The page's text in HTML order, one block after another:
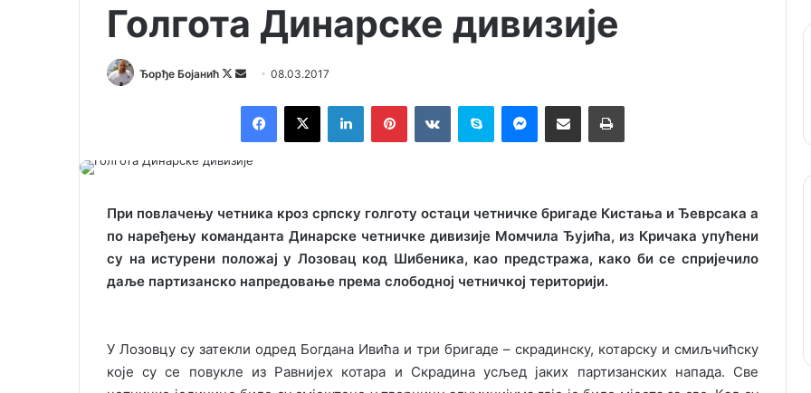
Голгота Динарске дивизије
Ђорђе Бојанић
F
o
d
a
a
08.03.2017
При повлачењу четника кроз српску голготу остаци четничке бригаде Кистања и Ђеврсака а
по наређењу команданта Динарске четничке дивизије Момчила Ђујића, из Кричака упућени
су на истурени положај у Лозовац код Шибеника, као предстража, како би се спријечило
даље партизанско напредовање према слободној четничкој територији.
У Лозовцу су затекли одред Богдана Ивића и три бригаде – скрадинску, котарску и смиљчићску
које су се повукле из Равнијех котара и Скрадина усљед јаких партизанских напада. Све